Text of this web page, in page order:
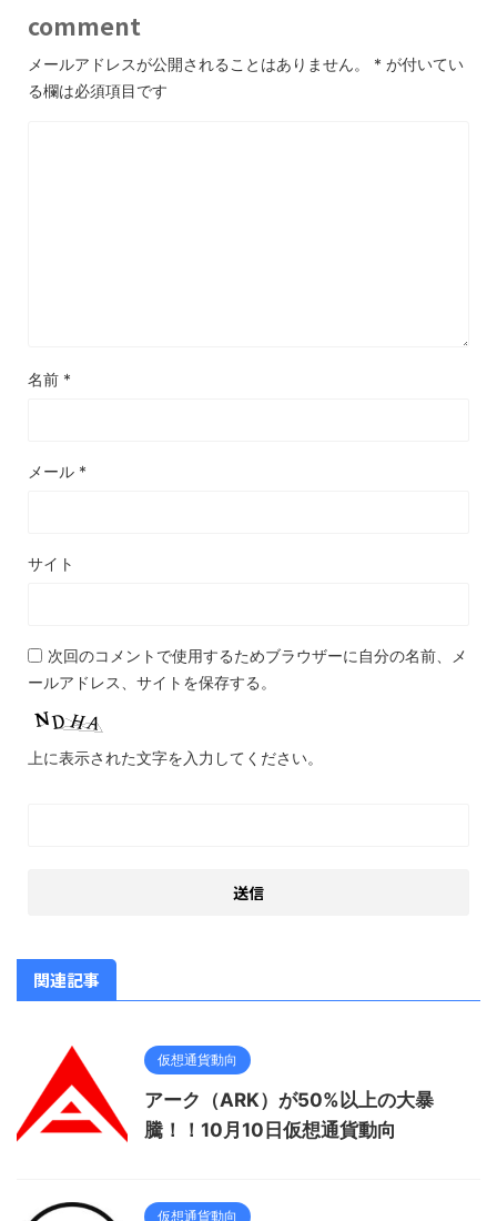
comment
メールアドレスが公開されることはありません。 * が付いてい
る欄は必須項目です
名前 *
メール *
サイト
次回のコメントで使用するためブラウザーに自分の名前、メ
ールアドレス、サイトを保存する。
上に表示された文字を入力してください。
関連記事
仮想通貨動向
アーク（ARK）が50%以上の大暴
騰！！10月10日仮想通貨動向
仮想通貨動向